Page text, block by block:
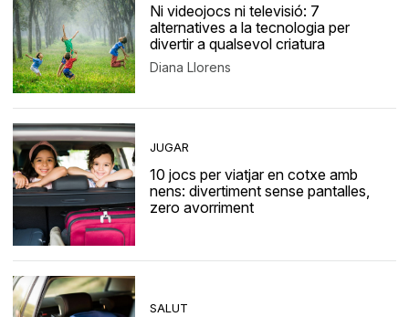
Ni videojocs ni televisió: 7
alternatives a la tecnologia per
divertir a qualsevol criatura
Diana Llorens
JUGAR
10 jocs per viatjar en cotxe amb
nens: divertiment sense pantalles,
zero avorriment
SALUT